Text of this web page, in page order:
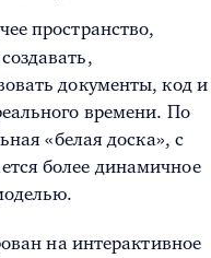
пространство,
документы, код и
времени. По
«белая доска», с
более динамичное
на интерактивное